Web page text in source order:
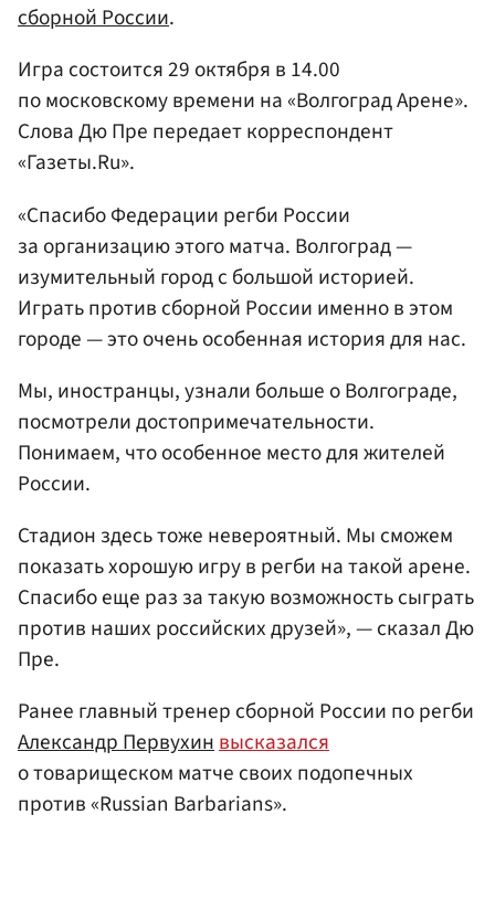
сборной России.
Игра состоится 29 октября в 14.00
по московскому времени на «Волгоград Арене».
Слова Дю Пре передает корреспондент
«Газеты.Ru».
«Спасибо Федерации регби России
за организацию этого матча. Волгоград —
изумительный город с большой историей.
Играть против сборной России именно в этом
городе — это очень особенная история для нас.
Мы, иностранцы, узнали больше о Волгограде,
посмотрели достопримечательности.
Понимаем, что особенное место для жителей
России.
Стадион здесь тоже невероятный. Мы сможем
показать хорошую игру в регби на такой арене.
Спасибо еще раз за такую возможность сыграть
против наших российских друзей», — сказал Дю
Пре.
Ранее главный тренер сборной России по регби
Александр Первухинвысказался
о товарищеском матче своих подопечных
против «Russian Barbarians».